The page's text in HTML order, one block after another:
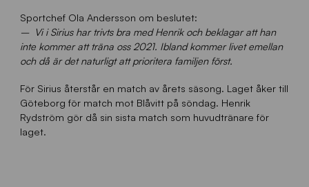
Sportchef Ola Andersson om beslutet:
– Vi i Sirius har trivts bra med Henrik och beklagar att han
inte kommer att träna oss 2021. Ibland kommer livet emellan
och då är det naturligt att prioritera familjen först.
För Sirius återstår en match av årets säsong. Laget åker till
Göteborg för match mot Blåvitt på söndag. Henrik
Rydström gör då sin sista match som huvudtränare för
laget.